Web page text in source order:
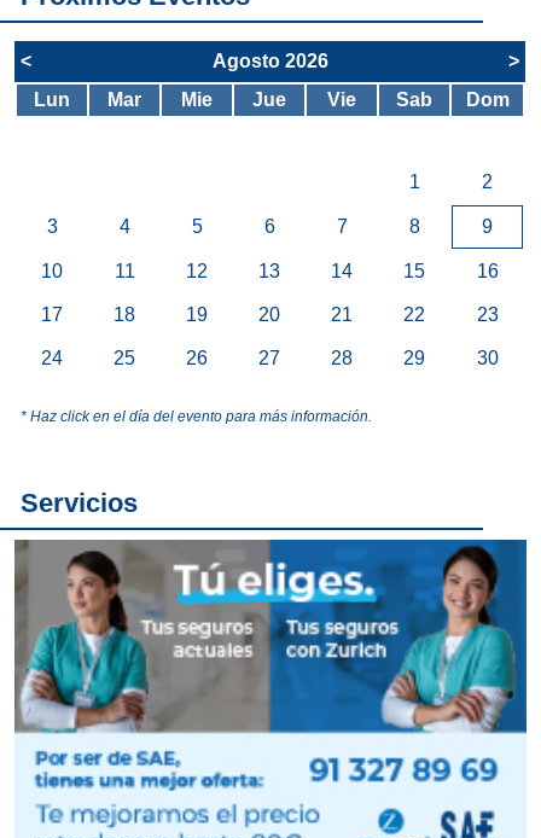
< Agosto 2026
>
Lun
Mar Mie Jue Vie Sab Dom
1 2
3 4 5 6 7 8 9
10 11 12 13 14 15 16
17 18 19 20 21 22 23
24 25 26 27 28 29 30
* Haz click en el día del evento para más información.
Servicios